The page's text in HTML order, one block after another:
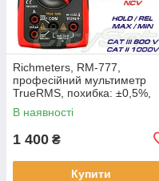
Richmeters, RM-777,
професійний мультиметр
TrueRMS, похибка: ±0,5%,
відліків: 9999, напруга:
1000В/750В, опір:
В наявності
1 400 ₴
Купити